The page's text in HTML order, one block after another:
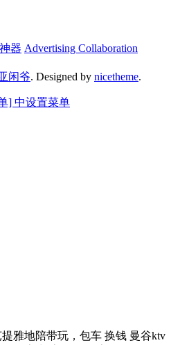
器 Advertising Collaboration
闲爷. Designed by nicetheme.
] 中设置菜单
提雅地陪带玩，包车 换钱 曼谷ktv